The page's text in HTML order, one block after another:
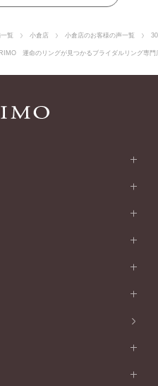
一覧 小倉店 小倉店のお客様の声一覧
運命のリングが見つかるブライダルリング専